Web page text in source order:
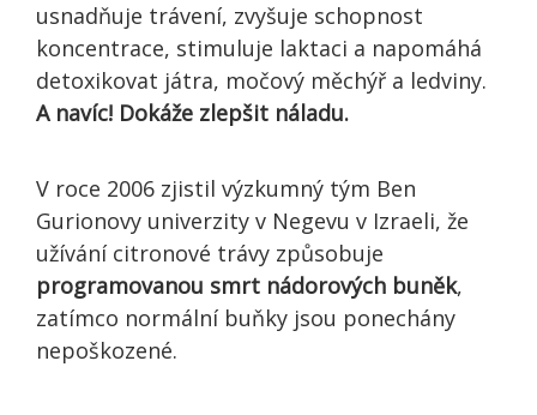
usnadňuje trávení, zvyšuje schopnost
koncentrace, stimuluje laktaci a napomáhá
detoxikovat játra, močový měchýř a ledviny.
A navíc! Dokáže zlepšit náladu.
V roce 2006 zjistil výzkumný tým Ben
Gurionovy univerzity v Negevu v Izraeli, že
užívání citronové trávy způsobuje
programovanou smrt nádorových buněk,
zatímco normální buňky jsou ponechány
nepoškozené.